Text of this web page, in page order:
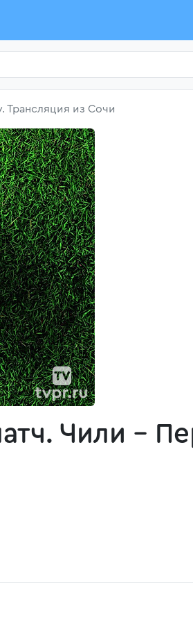
Трансляция из Сочи
Чили -